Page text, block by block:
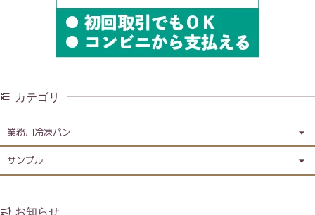
カテゴリ
業務用冷凍パン
サンプル
お知らせ